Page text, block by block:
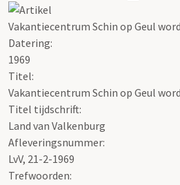
Vakantiecentrum Schin op Geul
Datering:
1969
Titel:
Vakantiecentrum Schin op Geul
Titel tijdschrift:
Land van Valkenburg
Afleveringsnummer:
LvV, 21-2-1969
Trefwoorden: